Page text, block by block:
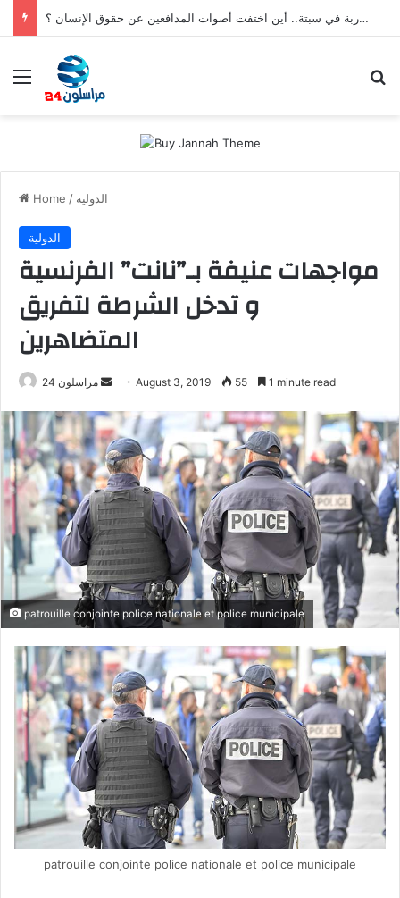
بعد تعنيف المغاربة في سبتة.. أين اختفت أصوات المدافعين عن حقوق الإنسان ؟
Menu
Home / الدولية
الدولية
مواجهات عنيفة بـ”نانت” الفرنسية
و تدخل الشرطة لتفريق
المتضاهرين
مراسلون 24
Send
email
August 3, 2019 55 1 minute read
patrouille conjointe police nationale et police municipale
patrouille conjointe police nationale et police municipale